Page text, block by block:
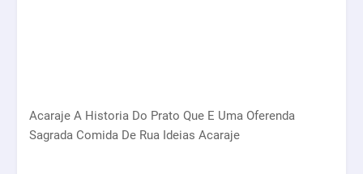
Acaraje A Historia Do Prato Que E Uma Oferenda
Sagrada Comida De Rua Ideias Acaraje